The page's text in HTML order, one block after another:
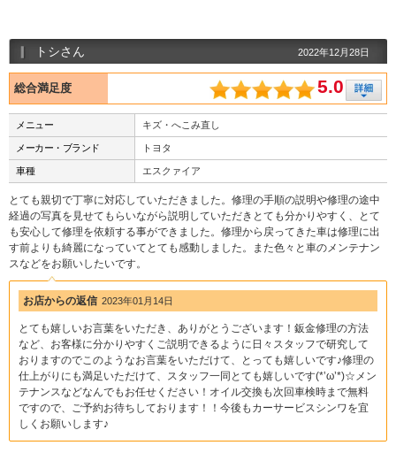
トシさん 2022年12月28日
総合満足度 5.0
メニュー キズ・へこみ直し
メーカー・ブランド トヨタ
車種 エスクァイア
とても親切で丁寧に対応していただきました。修理の手順の説明や修理の途中
経過の写真を見せてもらいながら説明していただきとても分かりやすく、とて
も安心して修理を依頼する事ができました。修理から戻ってきた車は修理に出
す前よりも綺麗になっていてとても感動しました。また色々と車のメンテナン
スなどをお願いしたいです。
お店からの返信 2023年01月14日
とても嬉しいお言葉をいただき、ありがとうございます！鈑金修理の方法
など、お客様に分かりやすくご説明できるように日々スタッフで研究して
おりますのでこのようなお言葉をいただけて、とっても嬉しいです♪修理の
仕上がりにも満足いただけて、スタッフ一同とても嬉しいです(*’ω’*)☆メン
テナンスなどなんでもお任せください！オイル交換も次回車検時まで無料
ですので、ご予約お待ちしております！！今後もカーサービスシンワを宜
しくお願いします♪